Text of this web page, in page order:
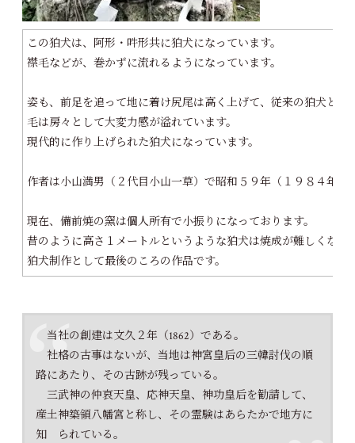
この狛犬は、阿形・吽形共に狛犬になっています。
襟毛などが、巻かずに流れるようになっています。
姿も、前足を追って地に着け尻尾は高く上げて、従来の狛犬と異
毛は房々として大変力感が溢れています。
現代的に作り上げられた狛犬になっています。
作者は小山満男（２代目小山一草）で昭和５９年（１９８４年）
現在、備前焼の窯は個人所有で小振りになっております。
昔のように高さ１メートルというような狛犬は焼成が難しくなっ
狛犬制作として最後のころの作品です。
当社の創建は文久２年（1862）である。
社格の古事はないが、当地は神宮皇后の三韓討伐の順
路にあたり、その古跡が残っている。
三武神の仲哀天皇、応神天皇、神功皇后を勧請して、
産土神築領八幡宮と称し、その霊験はあらたかで地方に
知 られている。